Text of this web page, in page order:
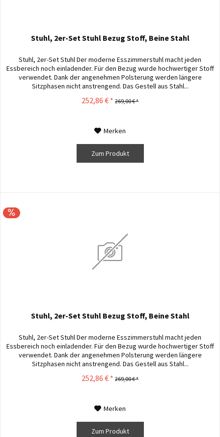
Stuhl, 2er-Set Stuhl Bezug Stoff, Beine Stahl
Stuhl, 2er-Set Stuhl Der moderne Esszimmerstuhl macht jeden
Essbereich noch einladender. Für den Bezug wurde hochwertiger Stoff
verwendet. Dank der angenehmen Polsterung werden längere
Sitzphasen nicht anstrengend. Das Gestell aus Stahl...
252,86 € * 269,00 € *
Merken
Zum Produkt
Stuhl, 2er-Set Stuhl Bezug Stoff, Beine Stahl
Stuhl, 2er-Set Stuhl Der moderne Esszimmerstuhl macht jeden
Essbereich noch einladender. Für den Bezug wurde hochwertiger Stoff
verwendet. Dank der angenehmen Polsterung werden längere
Sitzphasen nicht anstrengend. Das Gestell aus Stahl...
252,86 € * 269,00 € *
Merken
Zum Produkt